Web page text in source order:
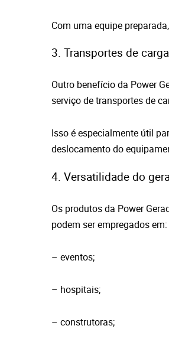
Com uma equipe
3. Transportes de
Outro benefício da Power
serviço de transportes de
Isso é especialmente útil
deslocamento do
4. Versatilidade do
Os produtos da Power
podem ser empregados em:
– eventos;
– hospitais;
– construtoras;